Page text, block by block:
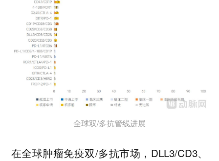
全球双/多抗管线进展
在全球肿瘤免疫双/多抗市场，DLL3/CD3、